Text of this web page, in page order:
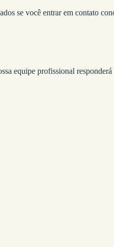
se você entrar em contato
equipe profissional